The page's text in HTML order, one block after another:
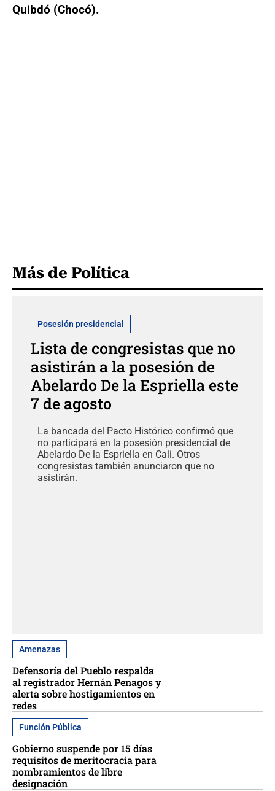
Quibdó (Chocó).
Más de Política
Posesión presidencial
Lista de congresistas que no
asistirán a la posesión de
Abelardo De la Espriella este
7 de agosto
La bancada del Pacto Histórico confirmó que
no participará en la posesión presidencial de
Abelardo De la Espriella en Cali. Otros
congresistas también anunciaron que no
asistirán.
Amenazas
Defensoría del Pueblo respalda
al registrador Hernán Penagos y
alerta sobre hostigamientos en
redes
Función Pública
Gobierno suspende por 15 días
requisitos de meritocracia para
nombramientos de libre
designación